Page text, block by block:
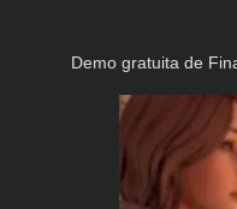
Demo gratuita de